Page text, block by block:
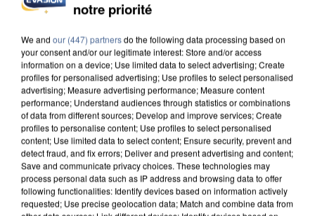
INCENDIES : L’ÎLE-DE-FRANCE LANCE UN ÉLAN
notre priorité
We and our (447) partnersdo the following data processing based on
your consent and/or our legitimate interest: Store and/or access
information on a device; Use limited data to select advertising; Create
profiles for personalised advertising; Use profiles to select personalised
advertising; Measure advertising performance; Measure content
performance; Understand audiences through statistics or combinations
of data from different sources; Develop and improve services; Create
profiles to personalise content; Use profiles to select personalised
content; Use limited data to select content; Ensure security, prevent and
detect fraud, and fix errors; Deliver and present advertising and content;
Save and communicate privacy choices. These technologies may
process personal data such as IP address and browsing data to offer
following functionalities: Identify devices based on information actively
requested; Use precise geolocation data; Match and combine data from